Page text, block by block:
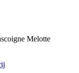
Melotte